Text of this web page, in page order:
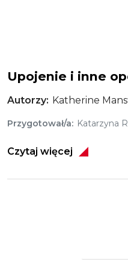
Upojenie i inne
Autorzy Katherine
Przygotował/a Katarzyna
Czytaj więcej